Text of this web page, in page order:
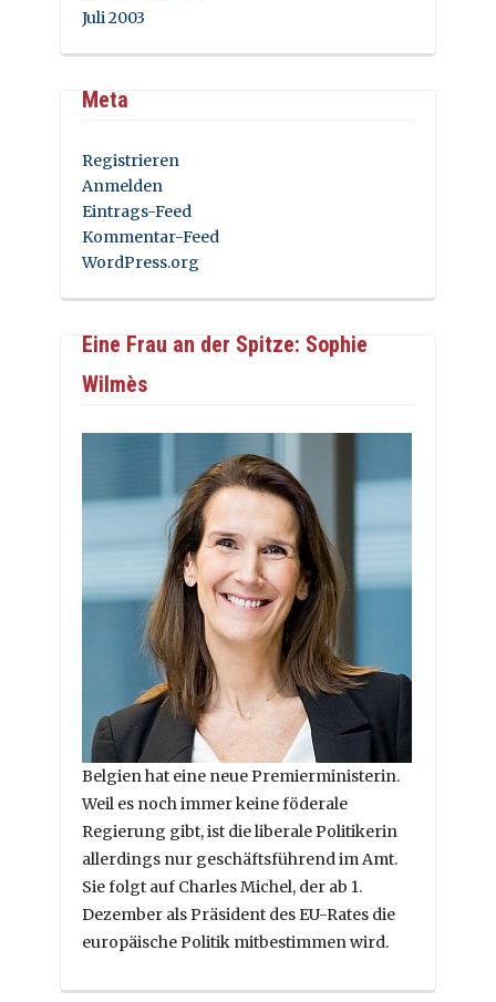
Juli 2003
Meta
Registrieren
Anmelden
Eintrags-Feed
Kommentar-Feed
WordPress.org
Eine Frau an der Spitze: Sophie
Wilmès
Belgien hat eine neue Premierministerin.
Weil es noch immer keine föderale
Regierung gibt, ist die liberale Politikerin
allerdings nur geschäftsführend im Amt.
Sie folgt auf Charles Michel, der ab 1.
Dezember als Präsident des EU-Rates die
europäische Politik mitbestimmen wird.